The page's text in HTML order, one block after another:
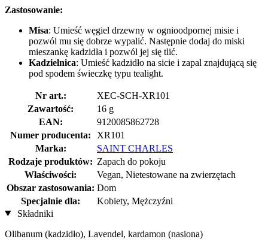
Zastosowanie:
Misa: Umieść węgiel drzewny w ognioodpornej misie i
pozwól mu się dobrze wypalić. Następnie dodaj do miski
mieszankę kadzidła i pozwól jej się tlić.
Kadzielnica: Umieść kadzidło na sicie i zapal znajdującą się
pod spodem świeczkę typu tealight.
Nr art.:
XEC-SCH-XR101
Zawartość:
16 g
EAN:
9120085862728
Numer producenta:
XR101
Marka:
SAINT CHARLES
Rodzaje produktów: Zapach do pokoju
Właściwości:
Vegan, Nietestowane na zwierzętach
Obszar zastosowania: Dom
Specjalnie dla:
Kobiety, Mężczyźni
Składniki
Olibanum (kadzidło), Lavendel, kardamon (nasiona)